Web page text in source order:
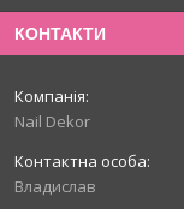
КОНТАКТИ
Nail Dekor
Владислав